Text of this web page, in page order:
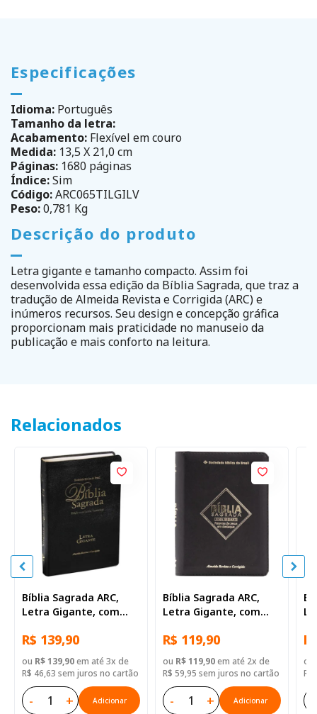
Especificações
Idioma: Português
Tamanho da letra:
Acabamento: Flexível em couro
Medida: 13,5 X 21,0 cm
Páginas: 1680 páginas
Índice:Sim
Código:ARC065TILGILV
Peso:0,781 Kg
Descrição do produto
Letra gigante e tamanho compacto. Assim foi
desenvolvida essa edição da Bíblia Sagrada, que traz a
tradução de Almeida Revista e Corrigida (ARC) e
inúmeros recursos. Seu design e concepção gráfica
proporcionam mais praticidade no manuseio da
publicação e mais conforto na leitura.
Relacionados
Bíblia Sagrada ARC,
Letra Gigante, com
destacadas, com
índice, Capa Couro
Sintético Preta
R$ 139,90
ou R$ 139,90em até 3x de
R$ 46,63 sem juros no cartão
- + Adicionar
Bíblia Sagrada ARC,
Letra Gigante, com
destacadas, com
índice, com zíper, Capa
Couro Sintético Preta
R$ 119,90
ou R$ 119,90em até 2x de
R$ 59,95 sem juros no cartão
- + Adicionar
ou
R$